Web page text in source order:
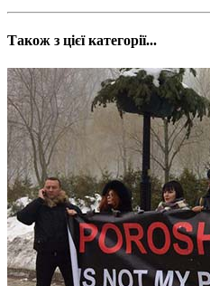
Також з цієї категорії...